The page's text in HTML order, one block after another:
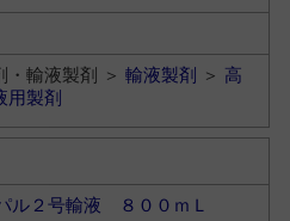
・輸液製剤 ＞輸液製剤 ＞ 高
用製剤
ル２号輸液 ８００ｍＬ